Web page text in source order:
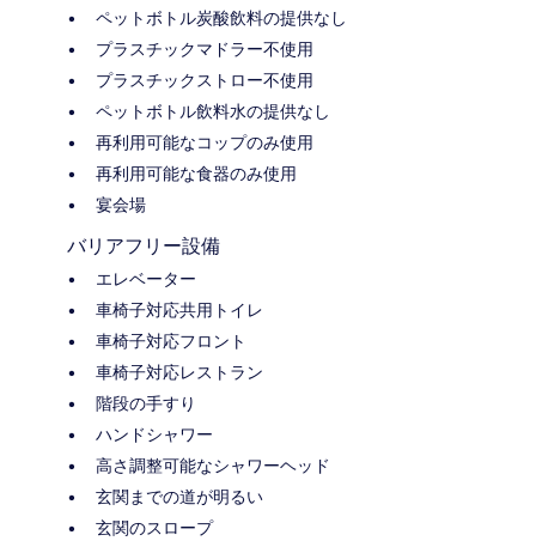
ペットボトル炭酸飲料の提供なし
プラスチックマドラー不使用
プラスチックストロー不使用
ペットボトル飲料水の提供なし
再利用可能なコップのみ使用
再利用可能な食器のみ使用
宴会場
バリアフリー設備
エレベーター
車椅子対応共用トイレ
車椅子対応フロント
車椅子対応レストラン
階段の手すり
ハンドシャワー
高さ調整可能なシャワーヘッド
玄関までの道が明るい
玄関のスロープ